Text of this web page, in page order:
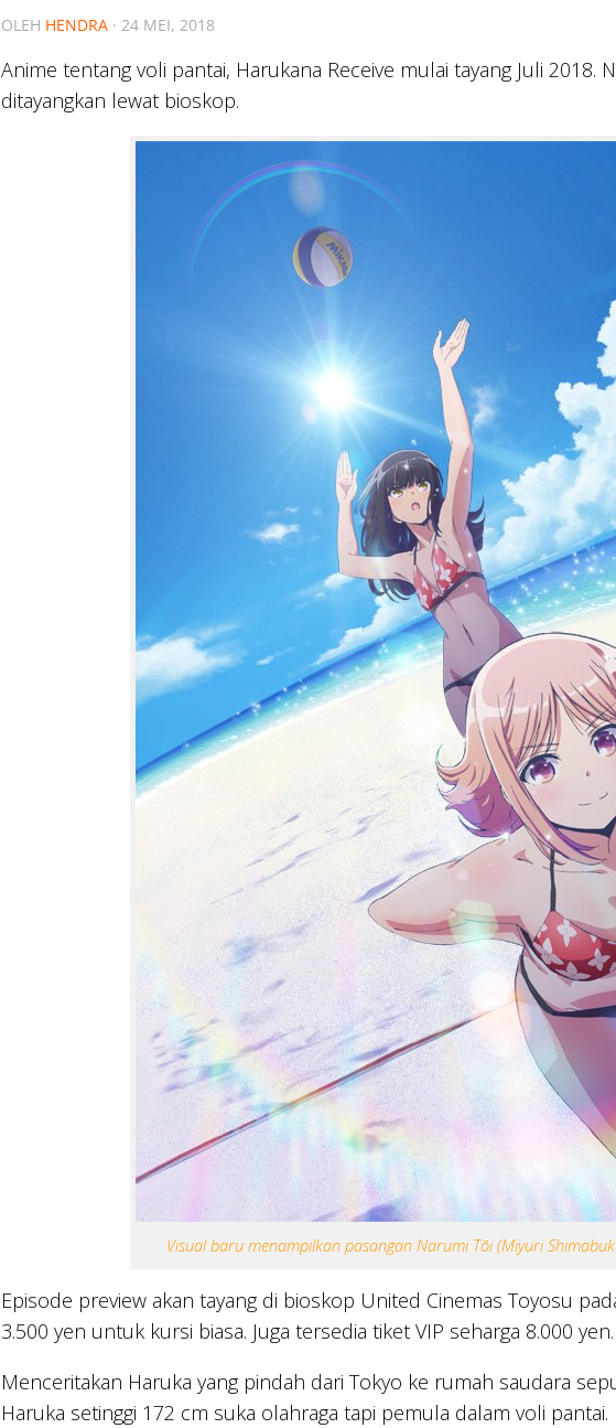
OLEH HENDRA · 24 MEI, 2018
Anime tentang voli pantai, Harukana Receive mulai tayang Juli
ditayangkan lewat bioskop.
Visual baru menampilkan pasangan Narumi Tōi (Miyuri
Episode preview akan tayang di bioskop United Cinemas Toyosu
3.500 yen untuk kursi biasa. Juga tersedia tiket VIP seharga 8.000 yen.
Menceritakan Haruka yang pindah dari Tokyo ke rumah saudara
Haruka setinggi 172 cm suka olahraga tapi pemula dalam voli